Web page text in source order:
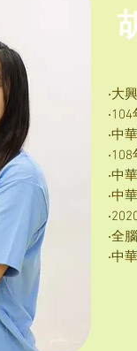
‧大
‧中
‧中
‧中
‧全
‧中